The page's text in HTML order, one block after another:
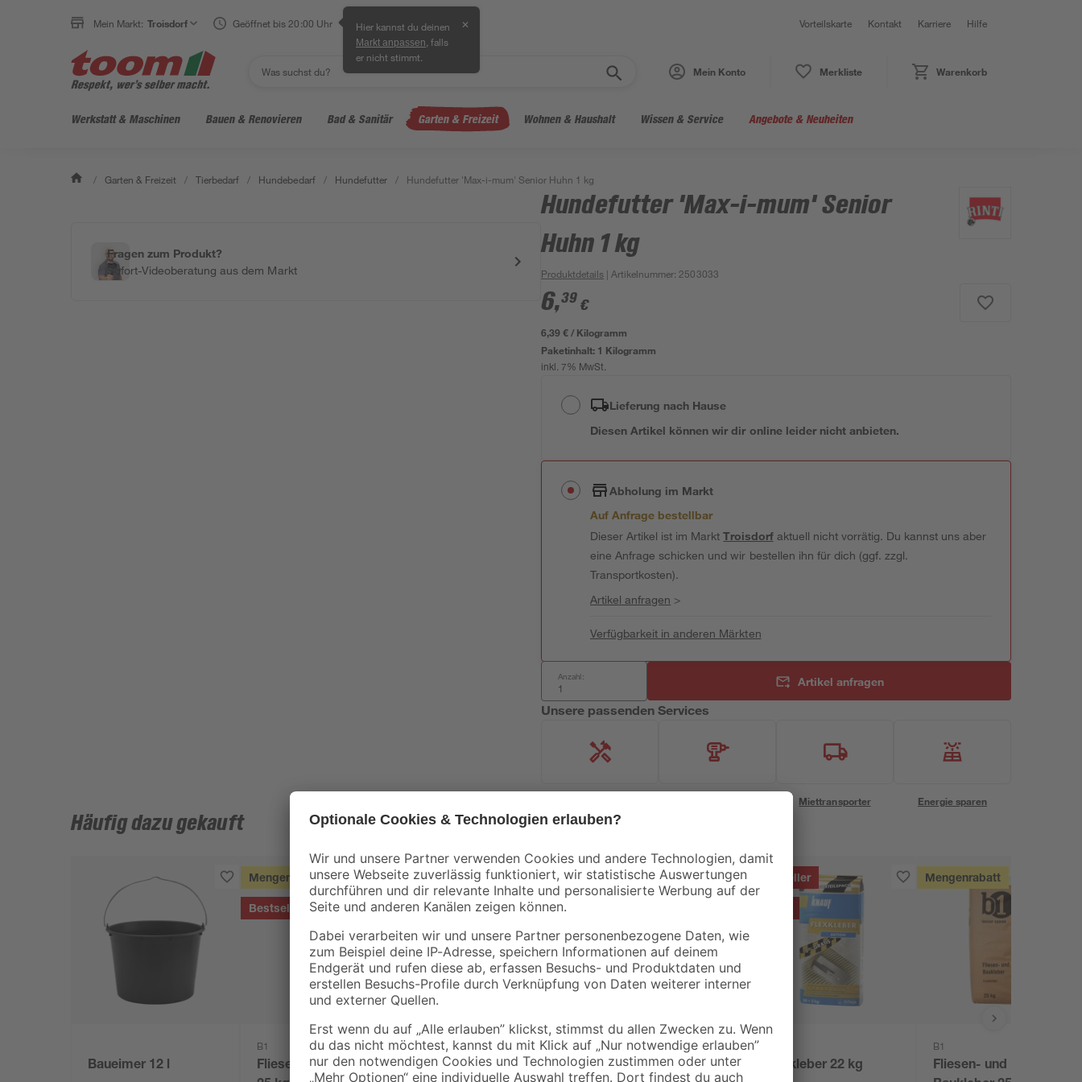
Mein Markt: Troisdorf Geöffnet bis 20:00 Uhr Hier kannst du deinen
Markt anpassen , falls
er nicht stimmt.
✕ Vorteilskarte Kontakt Karriere Hilfe
Mein Konto Merkliste Warenkorb
Werkstatt & Maschinen Bauen & Renovieren Bad & Sanitär Garten & Freizeit Wohnen & Haushalt Wissen & Service Angebote & Neuheiten
/ Garten & Freizeit / Tierbedarf / Hundebedarf / Hundefutter / Hundefutter 'Max-i-mum' Senior Huhn 1 kg
Fragen zum Produkt?
Sofort-Videoberatung aus dem Markt
Hundefutter 'Max-i-mum' Senior
Huhn 1 kg
Produktdetails | Artikelnummer: 2503033
6,39 €
6,39 € / Kilogramm
Paketinhalt: 1 Kilogramm
inkl. 7% MwSt.
Lieferung nach Hause
Diesen Artikel können wir dir online leider nicht anbieten.
Abholung im Markt
Auf Anfrage bestellbar
Dieser Artikel ist im MarktTroisdorfaktuell nicht vorrätig. Du kannst uns aber
eine Anfrage schicken und wir bestellen ihn für dich (ggf. zzgl.
Transportkosten).
Artikel anfragen >
Verfügbarkeit in anderen Märkten
Anzahl: Artikel anfragen
Unsere passenden Services
Miettransporter Energie sparen
Häufig dazu gekauft
Baueimer 12 l
Mengenrabatt
Bestseller
B1
Fliesenkleber flexibel
Mengenrabatt
Klebe- und
Mörtelkübel 'Profi
Bestseller
Flexkleber 22 kg
Mengenrabatt
B1
Fliesen- und